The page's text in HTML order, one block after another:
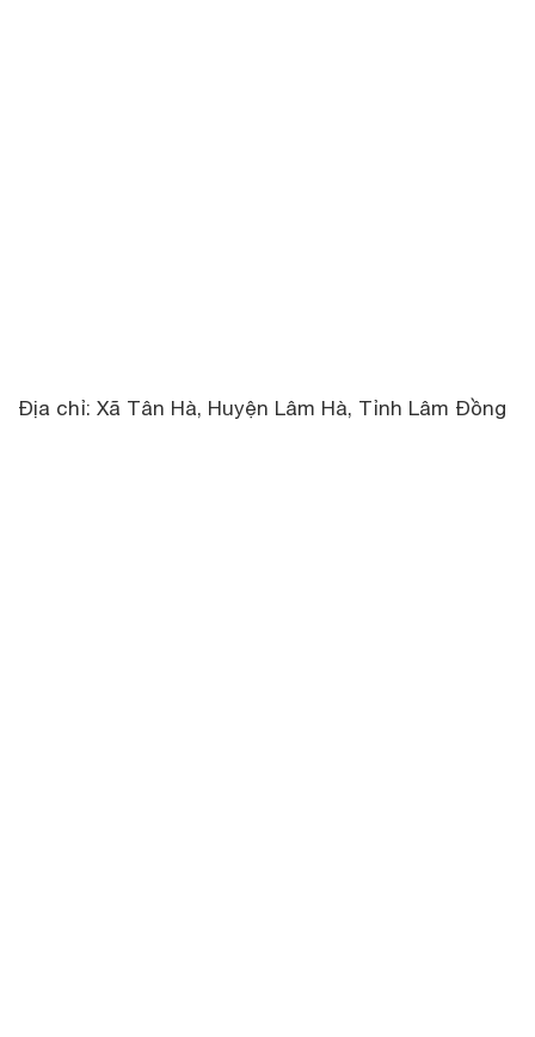
Địa chỉ: Xã Tân Hà, Huyện Lâm Hà, Tỉnh Lâm Đồng